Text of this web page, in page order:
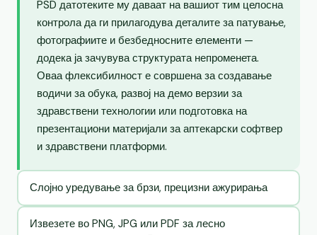
PSD датотеките му даваат на вашиот тим целосна
контрола да ги прилагодува деталите за патување,
фотографиите и безбедносните елементи —
додека ја зачувува структурата непроменета.
Оваа флексибилност е совршена за создавање
водичи за обука, развој на демо верзии за
здравствени технологии или подготовка на
презентациони материјали за аптекарски софтвер
и здравствени платформи.
Слојно уредување за брзи, прецизни ажурирања
Извезете во PNG, JPG или PDF за лесно